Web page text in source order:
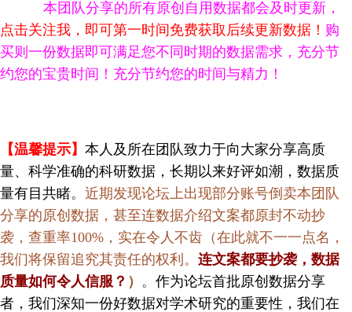
本团队分享的所有原创自用数据都会及时更新，
点击关注我 ，即可第一时间免费获取后续更新数据！ 购
买则一份数据即可满足您不同时期的数据需求，充分节
约您的宝贵时间！充分节约您的时间与精力！
【温馨提示】 本人及所在团队致力于向大家分享高质
量、科学准确的科研数据，长期以来好评如潮，数据质
量有目共睹。 近期发现论坛上出现部分账号倒卖本团队
分享的原创数据，甚至连数据介绍文案都原封不动抄
袭，查重率100%，实在令人不齿（在此就不一一点名，
我们将保留追究其责任的权利。 连文案都要抄袭，数据
质量如何令人信服？ ） 。 作为论坛首批原创数据分享
者，我们深知一份好数据对学术研究的重要性，我们在